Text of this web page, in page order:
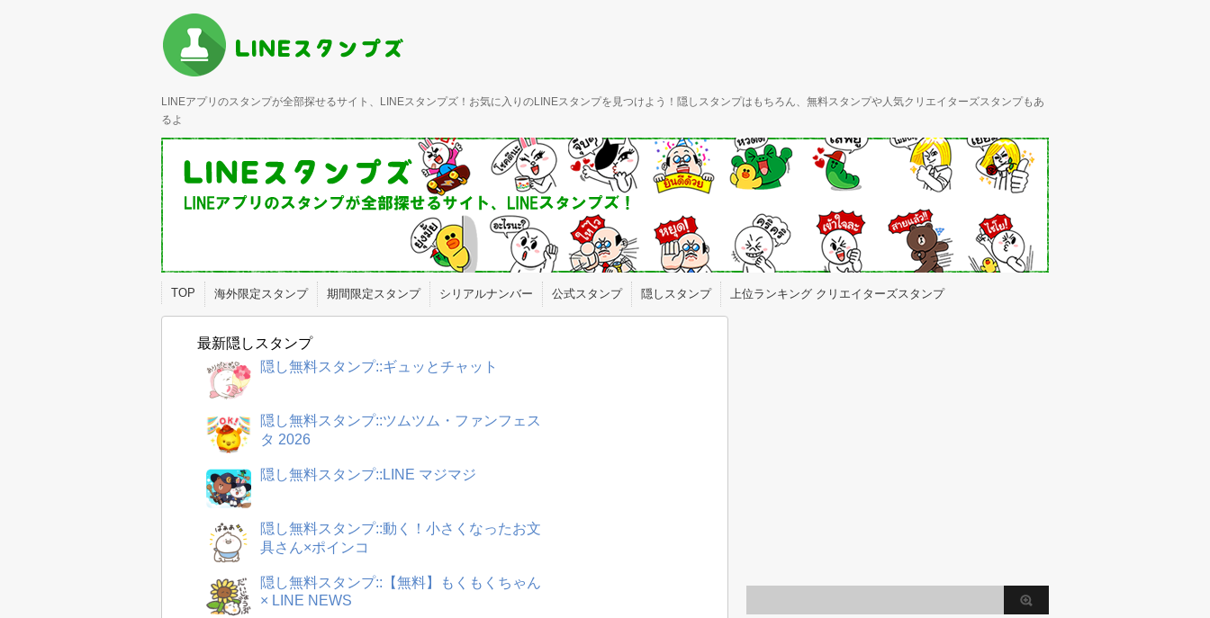
LINEアプリのスタンプが全部探せるサイト、LINEスタンプズ！お気に入りのLINEスタンプを見つけよう！隠しスタンプはもちろん、無料スタンプや人気クリエイターズスタンプもあ
るよ
TOP 海外限定スタンプ 期間限定スタンプ シリアルナンバー 公式スタンプ 隠しスタンプ 上位ランキング クリエイターズスタンプ
最新隠しスタンプ
隠し無料スタンプ::ギュッとチャット
隠し無料スタンプ::ツムツム・ファンフェス
タ 2026
隠し無料スタンプ::LINE マジマジ
隠し無料スタンプ::動く！小さくなったお文
具さん×ポインコ
隠し無料スタンプ::【無料】もくもくちゃん
× LINE NEWS